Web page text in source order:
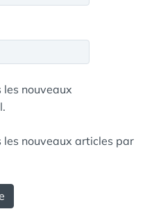
les nouveaux
les nouveaux articles par